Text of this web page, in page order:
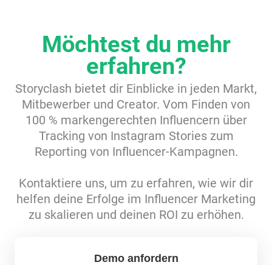
Webinars
Blog
Möchtest du mehr
erfahren?
Storyclash bietet dir Einblicke in jeden Markt,
Mitbewerber und Creator. Vom Finden von
100 % markengerechten Influencern über
Tracking von Instagram Stories zum
Reporting von Influencer-Kampagnen.
Kontaktiere uns, um zu erfahren, wie wir dir
helfen deine Erfolge im Influencer Marketing
zu skalieren und deinen ROI zu erhöhen.
Demo anfordern